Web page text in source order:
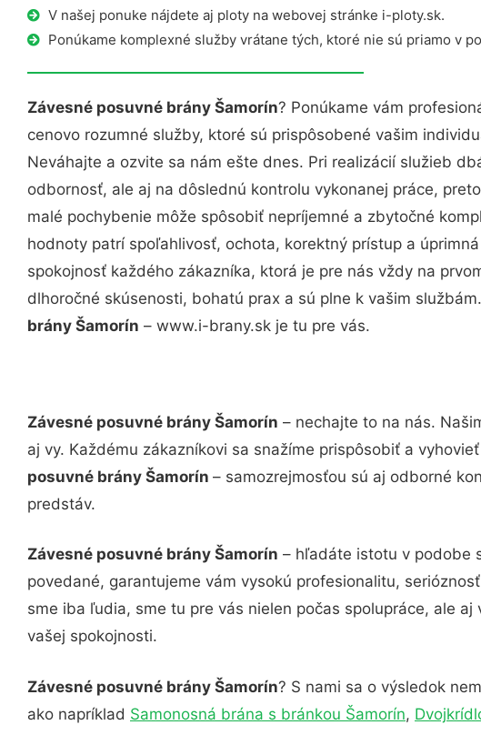
V našej ponuke nájdete aj ploty na webovej stránke i-ploty.sk.
Ponúkame komplexné služby vrátane tých, ktoré nie sú priamo v
Závesné posuvné brány Šamorín? Ponúkame vám
cenovo rozumné služby, ktoré sú prispôsobené vašim
Neváhajte a ozvite sa nám ešte dnes. Pri realizácií služieb
odbornosť, ale aj na dôslednú kontrolu vykonanej práce,
malé pochybenie môže spôsobiť nepríjemné a zbytočné
hodnoty patrí spoľahlivosť, ochota, korektný prístup a
spokojnosť každého zákazníka, ktorá je pre nás vždy na
dlhoročné skúsenosti, bohatú prax a sú plne k vašim službám.
brány Šamorín – www.i-brany.sk je tu pre vás.
Závesné posuvné brány Šamorín – nechajte to na nás.
aj vy. Každému zákazníkovi sa snažíme prispôsobiť a
posuvné brány Šamorín – samozrejmosťou sú aj odborné
predstáv.
Závesné posuvné brány Šamorín – hľadáte istotu v podobe
povedané, garantujeme vám vysokú profesionalitu,
sme iba ľudia, sme tu pre vás nielen počas spolupráce, ale
vašej spokojnosti.
Závesné posuvné brány Šamorín? S nami sa o výsledok
ako napríklad Samonosná brána s bránkou Šamorín,